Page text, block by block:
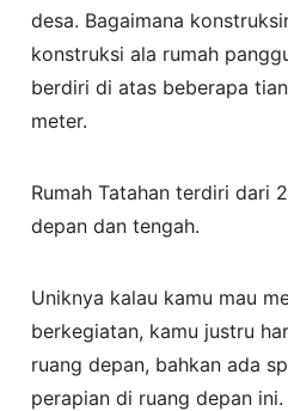
desa. Bagaimana
konstruksi ala rumah
berdiri di atas beberapa
meter.
Rumah Tatahan terdiri dari
depan dan tengah.
Uniknya kalau kamu mau
berkegiatan, kamu justru
ruang depan, bahkan ada
perapian di ruang depan ini.